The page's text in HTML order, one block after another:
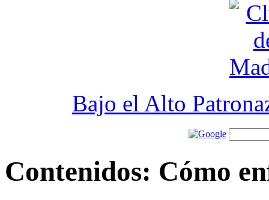
Bajo el Alto
Contenidos: Cómo